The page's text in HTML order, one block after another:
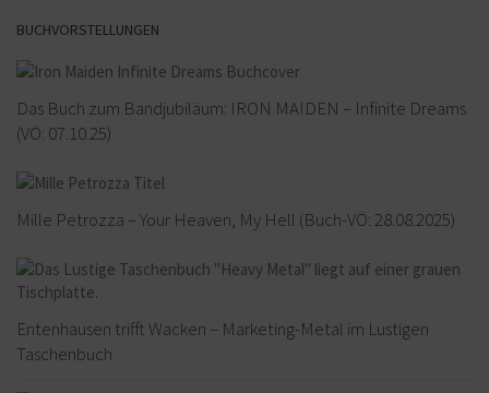
BUCHVORSTELLUNGEN
Das Buch zum Bandjubiläum: IRON MAIDEN – Infinite Dreams
(VÖ: 07.10.25)
Mille Petrozza – Your Heaven, My Hell (Buch-VÖ: 28.08.2025)
Entenhausen trifft Wacken – Marketing-Metal im Lustigen
Taschenbuch